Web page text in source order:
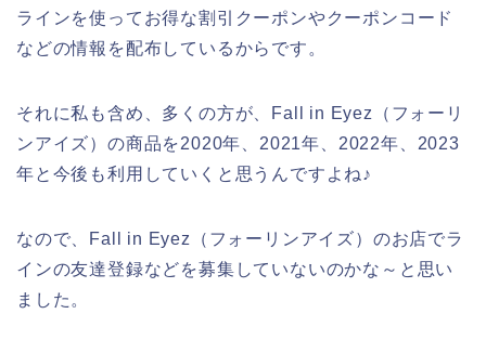
ラインを使ってお得な割引クーポンやクーポンコード
などの情報を配布しているからです。
それに私も含め、多くの方が、Fall in Eyez（フォーリ
ンアイズ）の商品を2020年、2021年、2022年、2023
年と今後も利用していくと思うんですよね♪
なので、Fall in Eyez（フォーリンアイズ）のお店でラ
インの友達登録などを募集していないのかな～と思い
ました。